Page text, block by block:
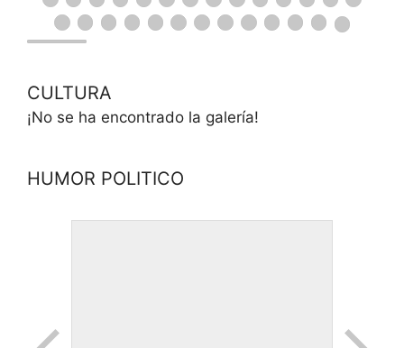
CULTURA
¡No se ha encontrado la galería!
HUMOR POLITICO